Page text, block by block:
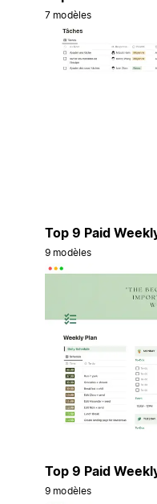
7 modèles
Top 9 Paid
9 modèles
Top 9 Paid
9 modèles